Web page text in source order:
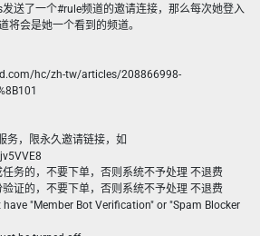
送了一个#rule频道的邀请连接，那么每次她登入
将会是她一个看到的频道。
hc/zh-tw/articles/208866998-
务，限永久邀请链接，如
务的，不要下单，否则系统不予处理 不退费
证的，不要下单，否则系统不予处理 不退费
have "Member Bot Verification" or "Spam Blocker